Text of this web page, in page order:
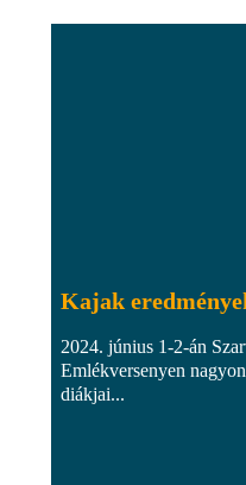
Kajak
2024. június 1-2-án
Emlékversenyen
diákjai...